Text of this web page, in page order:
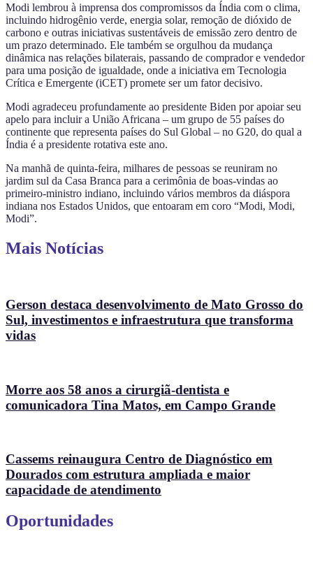
Modi lembrou à imprensa dos compromissos da Índia com o clima,
incluindo hidrogênio verde, energia solar, remoção de dióxido de
carbono e outras iniciativas sustentáveis de emissão zero dentro de
um prazo determinado. Ele também se orgulhou da mudança
dinâmica nas relações bilaterais, passando de comprador e vendedor
para uma posição de igualdade, onde a iniciativa em Tecnologia
Crítica e Emergente (iCET) promete ser um fator decisivo.
Modi agradeceu profundamente ao presidente Biden por apoiar seu
apelo para incluir a União Africana – um grupo de 55 países do
continente que representa países do Sul Global – no G20, do qual a
Índia é a presidente rotativa este ano.
Na manhã de quinta-feira, milhares de pessoas se reuniram no
jardim sul da Casa Branca para a cerimônia de boas-vindas ao
primeiro-ministro indiano, incluindo vários membros da diáspora
indiana nos Estados Unidos, que entoaram em coro “Modi, Modi,
Modi”.
Mais Notícias
Gerson destaca desenvolvimento de Mato Grosso do
Sul, investimentos e infraestrutura que transforma
vidas
Morre aos 58 anos a cirurgiã-dentista e
comunicadora Tina Matos, em Campo Grande
Cassems reinaugura Centro de Diagnóstico em
Dourados com estrutura ampliada e maior
capacidade de atendimento
Oportunidades